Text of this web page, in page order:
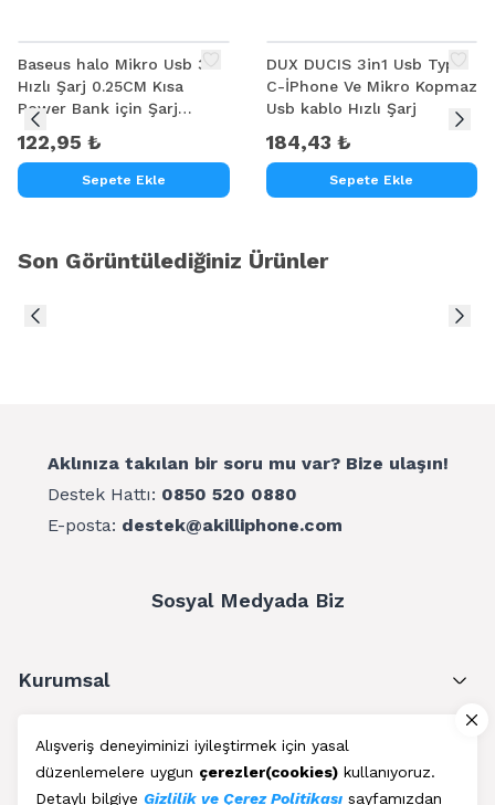
Alışveriş deneyiminizi iyileştirmek için yasal
düzenlemelere uygun çerezler(cookies) kullanıyoruz.
Detaylı bilgiye Gizlilik ve Çerez Politikası sayfamızdan
Baseus halo Mikro Usb 3A
Hızlı Şarj 0.25CM Kısa
Power Bank için Şarj
Kablosu
122,95 ₺
Sepete Ekle
DUX DUCIS 3in1 Usb Type
C-İPhone Ve Mikro Kopmaz
Usb kablo Hızlı Şarj
184,43 ₺
Sepete Ekle
Son Görüntülediğiniz Ürünler
Aklınıza takılan bir soru mu var? Bize ulaşın!
Destek Hattı: 0850 520 0880
E-posta: destek@akilliphone.com
Sosyal Medyada Biz
Kurumsal
Müşteri Hizmetleri
Üyelik